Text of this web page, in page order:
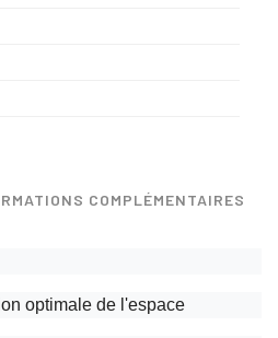
COMPLÉMENTAIRES
optimale de l'espace